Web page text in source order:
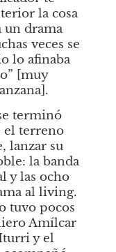
la cosa
un drama
veces se
lo afinaba
[muy
terminó
el terreno
lanzar su
la banda
y las ocho
al living.
tuvo pocos
Amílcar
y el